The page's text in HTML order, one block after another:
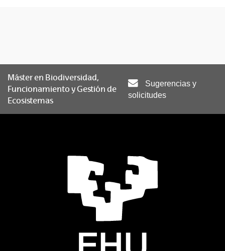
Máster en Biodiversidad,
Funcionamiento y Gestión de
Ecosistemas
Sugerencias y
solicitudes